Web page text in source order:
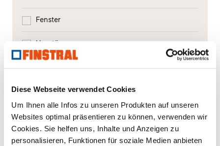
Diese Webseite verwendet Cookies
Um Ihnen alle Infos zu unseren Produkten auf unseren
Websites optimal präsentieren zu können, verwenden wir
Cookies. Sie helfen uns, Inhalte und Anzeigen zu
personalisieren, Funktionen für soziale Medien anbieten
Fenster
Haustüren
Glaswände
Fensteraustausch
Neu-/Umbau